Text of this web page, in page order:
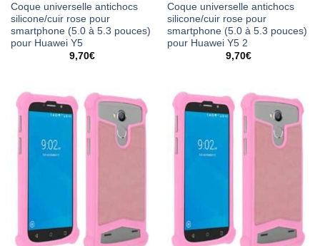
Coque universelle antichocs
silicone/cuir rose pour
smartphone (5.0 à 5.3 pouces)
pour Huawei Y5
9,70€
Coque universelle antichocs
silicone/cuir rose pour
smartphone (5.0 à 5.3 pouces)
pour Huawei Y5 2
9,70€